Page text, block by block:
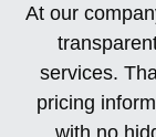
At our
services.
pricing
with no